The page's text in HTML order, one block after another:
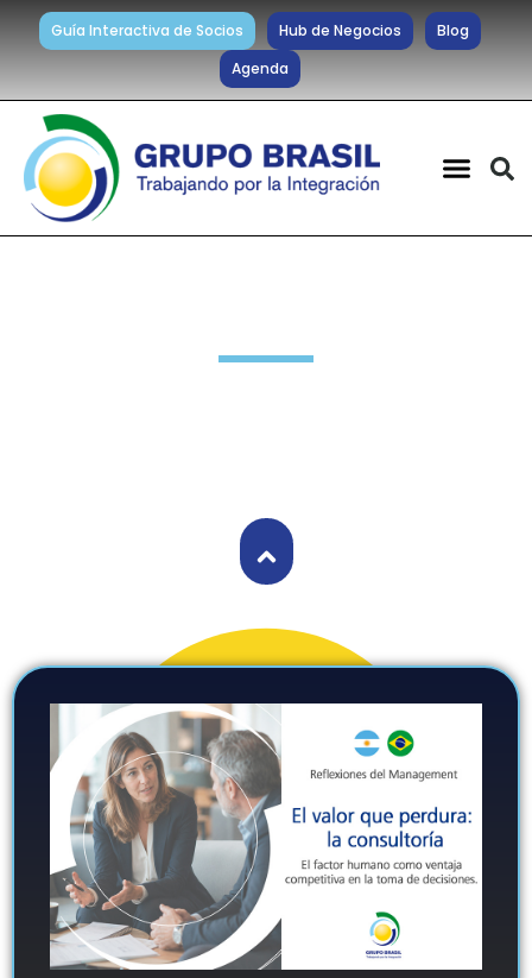
Guía Interactiva de Socios Hub de Negocios
Blog
Agenda